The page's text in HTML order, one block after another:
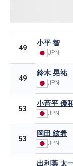
49
小平 智
JPN
49
鈴木 晃祐
JPN
53
小斉平 優
JPN
53
岡田 絃希
JPN
出利葉 太